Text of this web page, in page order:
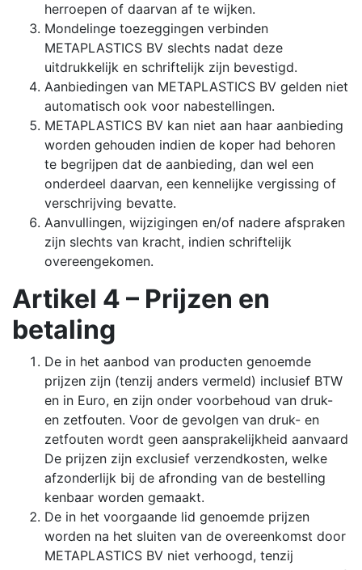
herroepen of daarvan af te wijken.
Mondelinge toezeggingen verbinden
METAPLASTICS BV slechts nadat deze
uitdrukkelijk en schriftelijk zijn bevestigd.
Aanbiedingen van METAPLASTICS BV gelden niet
automatisch ook voor nabestellingen.
METAPLASTICS BV kan niet aan haar aanbieding
worden gehouden indien de koper had behoren
te begrijpen dat de aanbieding, dan wel een
onderdeel daarvan, een kennelijke vergissing of
verschrijving bevatte.
Aanvullingen, wijzigingen en/of nadere afspraken
zijn slechts van kracht, indien schriftelijk
overeengekomen.
Artikel 4 – Prijzen en
betaling
De in het aanbod van producten genoemde
prijzen zijn (tenzij anders vermeld) inclusief BTW
en in Euro, en zijn onder voorbehoud van druk-
en zetfouten. Voor de gevolgen van druk- en
zetfouten wordt geen aansprakelijkheid aanvaard
De prijzen zijn exclusief verzendkosten, welke
afzonderlijk bij de afronding van de bestelling
kenbaar worden gemaakt.
De in het voorgaande lid genoemde prijzen
worden na het sluiten van de overeenkomst door
METAPLASTICS BV niet verhoogd, tenzij